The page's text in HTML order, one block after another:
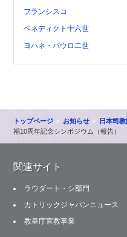
フランシスコ
ベネディクト十六世
ヨハネ・パウロ二世
トップページ お知らせ 日本司
福10周年記念シンポジウム（報告）
関連サイト
ラウダート・シ部門
カトリックジャパンニュース
教皇庁宣教事業